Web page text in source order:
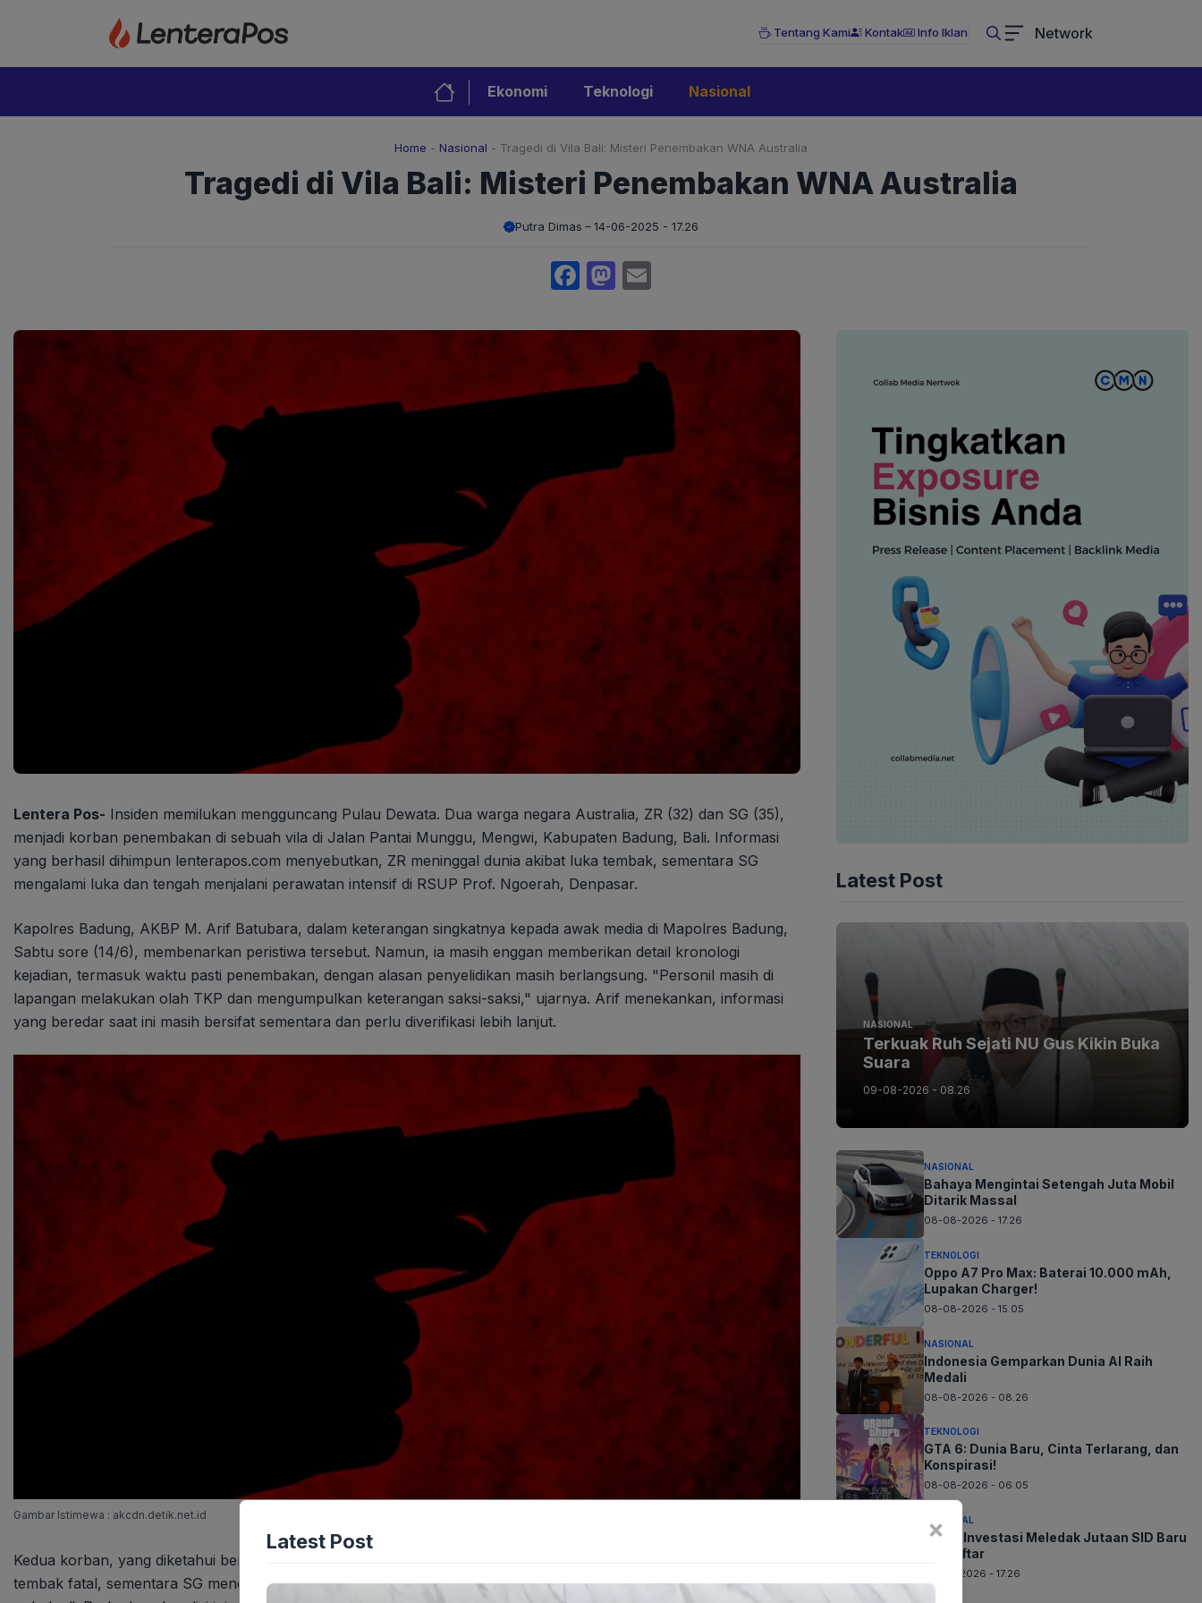
Tentang Kami Kontak Info Iklan Network
Ekonomi Teknologi Nasional
Home - Nasional - Tragedi di Vila Bali: Misteri Penembakan WNA Australia
Tragedi di Vila Bali: Misteri Penembakan WNA Australia
Putra Dimas 14-06-2025 - 17.26
Facebook
Mastodon
Lentera Pos- Insiden memilukan mengguncang Pulau Dewata. Dua warga negara Australia, ZR (32) dan SG (35),
menjadi korban penembakan di sebuah vila di Jalan Pantai Munggu, Mengwi, Kabupaten Badung, Bali. Informasi
yang berhasil dihimpun lenterapos.com menyebutkan, ZR meninggal dunia akibat luka tembak, sementara SG
mengalami luka dan tengah menjalani perawatan intensif di RSUP Prof. Ngoerah, Denpasar.
Kapolres Badung, AKBP M. Arif Batubara, dalam keterangan singkatnya kepada awak media di Mapolres Badung,
Sabtu sore (14/6), membenarkan peristiwa tersebut. Namun, ia masih enggan memberikan detail kronologi
kejadian, termasuk waktu pasti penembakan, dengan alasan penyelidikan masih berlangsung. "Personil masih di
lapangan melakukan olah TKP dan mengumpulkan keterangan saksi-saksi," ujarnya. Arif menekankan, informasi
yang beredar saat ini masih bersifat sementara dan perlu diverifikasi lebih lanjut.
Gambar Istimewa : akcdn.detik.net.id
Kedua korban, yang diketahui berjenis kelamin laki-laki, ditemukan dengan kondisi berbeda. ZR mengalami luka
tembak fatal, sementara SG menderita luka yang menurut keterangan polisi, "tidak terlalu parah, mungkin bekas
Latest Post
NASIONAL
Terkuak Ruh Sejati NU Gus Kikin Buka
Suara
09-08-2026 - 08.26
NASIONAL
Bahaya Mengintai Setengah Juta Mobil
Ditarik Massal
08-08-2026 - 17.26
TEKNOLOGI
Oppo A7 Pro Max: Baterai 10.000 mAh,
Lupakan Charger!
08-08-2026 - 15.05
NASIONAL
Indonesia Gemparkan Dunia AI Raih
Medali
08-08-2026 - 08.26
TEKNOLOGI
GTA 6: Dunia Baru, Cinta Terlarang, dan
Konspirasi!
08-08-2026 - 06.05
NASIONAL
Minat Investasi Meledak Jutaan SID Baru
Terdaftar
07-08-2026 - 17.26
×
Latest Post